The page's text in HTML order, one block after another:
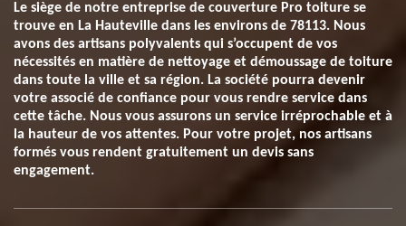
Le siège de notre entreprise de couverture Pro toiture se
trouve en La Hauteville dans les environs de 78113. Nous
avons des artisans polyvalents qui s’occupent de vos
nécessités en matière de nettoyage et démoussage de toiture
dans toute la ville et sa région. La société pourra devenir
votre associé de confiance pour vous rendre service dans
cette tâche. Nous vous assurons un service irréprochable et à
la hauteur de vos attentes. Pour votre projet, nos artisans
formés vous rendent gratuitement un devis sans
engagement.